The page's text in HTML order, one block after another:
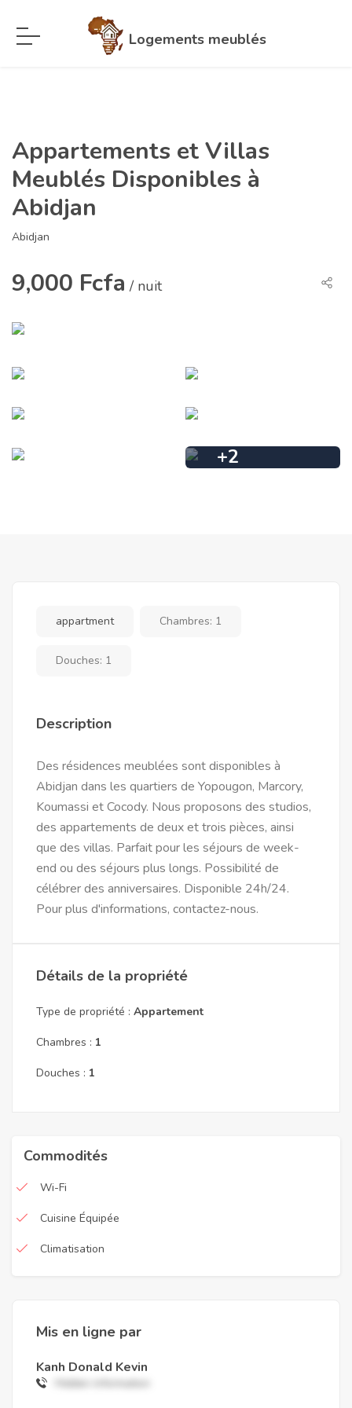
Logements meublés
Appartements et Villas
Meublés Disponibles à
Abidjan
Abidjan
9,000 Fcfa / nuit
+2
appartment Chambres: 1
Douches: 1
Description
Des résidences meublées sont disponibles à
Abidjan dans les quartiers de Yopougon, Marcory,
Koumassi et Cocody. Nous proposons des studios,
des appartements de deux et trois pièces, ainsi
que des villas. Parfait pour les séjours de week-
end ou des séjours plus longs. Possibilité de
célébrer des anniversaires. Disponible 24h/24.
Pour plus d'informations, contactez-nous.
Détails de la propriété
Type de propriété : Appartement
Chambres : 1
Douches : 1
Commodités
Wi-Fi
Cuisine Équipée
Climatisation
Mis en ligne par
Kanh Donald Kevin
Hidden information